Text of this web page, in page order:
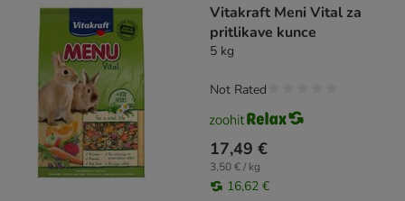
Vitakraft Meni Vital za
pritlikave kunce
5 kg
17,49 €
3,50 € / kg
16,62 €
Not Rated